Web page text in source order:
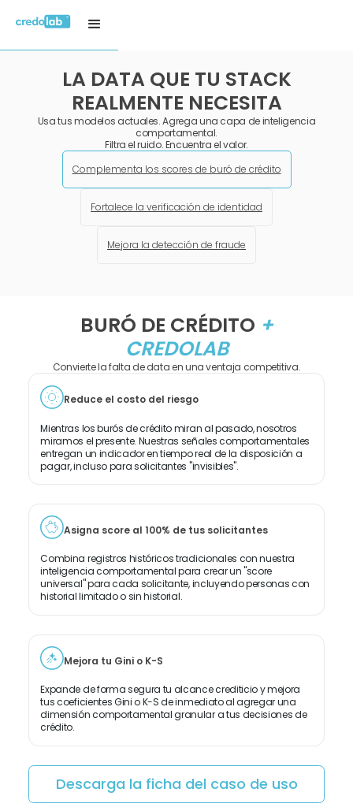
LA DATA QUE TU STACK
REALMENTE NECESITA
Usa tus modelos actuales. Agrega una capa de inteligencia
comportamental.
Filtra el ruido. Encuentra el valor.
Complementa los scores de buró de crédito
Fortalece la verificación de identidad
Mejora la detección de fraude
BURÓ DE CRÉDITO +
CREDOLAB
Convierte la falta de data en una ventaja competitiva.
Reduce el costo del riesgo
Mientras los burós de crédito miran al pasado, nosotros
miramos el presente. Nuestras señales comportamentales
entregan un indicador en tiempo real de la disposición a
pagar, incluso para solicitantes "invisibles".
Asigna score al 100% de tus solicitantes
Combina registros históricos tradicionales con nuestra
inteligencia comportamental para crear un "score
universal" para cada solicitante, incluyendo personas con
historial limitado o sin historial.
Mejora tu Gini o K-S
Expande de forma segura tu alcance crediticio y mejora
tus coeficientes Gini o K-S de inmediato al agregar una
dimensión comportamental granular a tus decisiones de
crédito.
Descarga la ficha del caso de uso